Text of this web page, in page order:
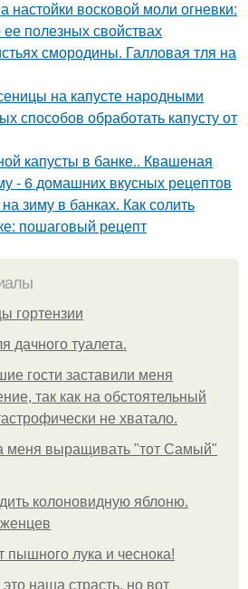
настойки восковой моли огневки:
ее полезных свойствах
смородины. Галловая тля на
на капусте народными
способов обработать капусту от
капусты в банке.. Квашеная
- 6 домашних вкусных рецептов
зиму в банках. Как солить
пошаговый рецепт
гортензии
дачного туалета.
гости заставили меня
так как на обстоятельный
не хватало.
меня выращивать "тот Самый"
колоновидную яблоню.
пышного лука и чеснока!
наша страсть, но вот